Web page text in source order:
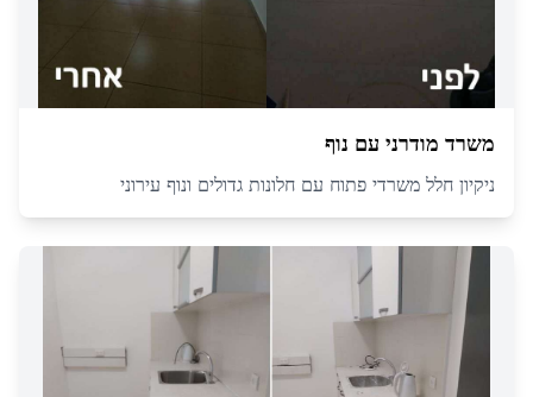
משרד מודרני עם נוף
ניקיון חלל משרדי פתוח עם חלונות גדולים ונוף עירוני